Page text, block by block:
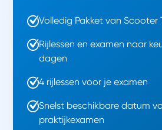
Volledig Pakket van Scooter
Rijlessen en examen naar
dagen
4 rijlessen voor je examen
Snelst beschikbare datum
praktijkexamen